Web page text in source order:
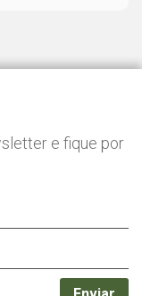
e fique por